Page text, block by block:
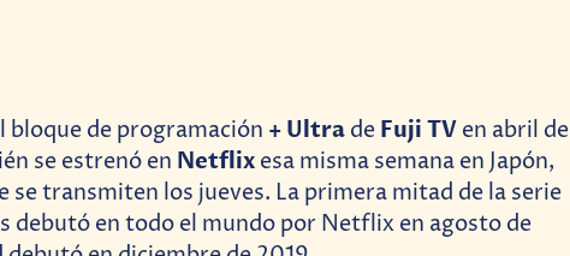
bloque de programación + Ultra de Fuji TV en abril de
se estrenó en Netflix esa misma semana en Japón,
se transmiten los jueves. La primera mitad de la serie
debutó en todo el mundo por Netflix en agosto de